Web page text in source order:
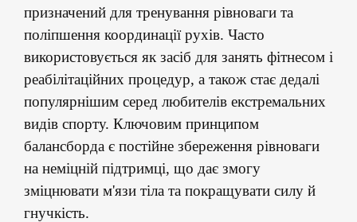
призначений для тренування рівноваги та
поліпшення координації рухів. Часто
використовується як засіб для занять фітнесом і
реабілітаційних процедур, а також стає дедалі
популярнішим серед любителів екстремальних
видів спорту. Ключовим принципом
балансборда є постійне збереження рівноваги
на неміцній підтримці, що дає змогу
зміцнювати м'язи тіла та покращувати силу й
гнучкість.